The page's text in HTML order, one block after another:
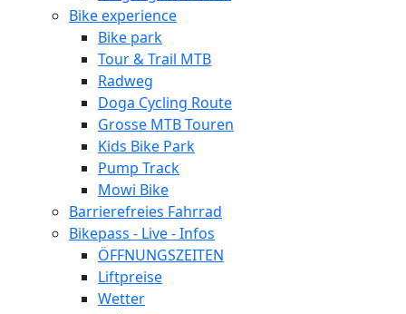
Bike experience
Bike park
Tour & Trail MTB
Radweg
Doga Cycling Route
Grosse MTB Touren
Kids Bike Park
Pump Track
Mowi Bike
Barrierefreies Fahrrad
Bikepass - Live - Infos
ÖFFNUNGSZEITEN
Liftpreise
Wetter